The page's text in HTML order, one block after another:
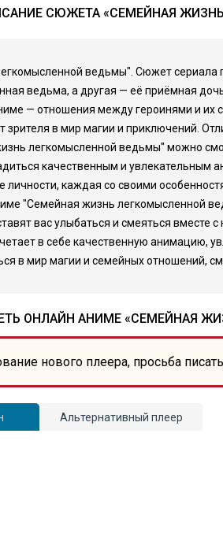
СЮЖЕТА «СЕМЕЙНАЯ
ведьмы". Сюжет
ведьма, а другая — её приёмная
— отношения между героинями и
в мир магии и приключений.
легкомысленной ведьмы" можно
качественным и
каждая со своими
"Семейная жизнь легкомысленной
вас улыбаться и смеяться
в себе качественную анимацию,
в мир магии и семейных
ОНЛАЙН АНИМЕ «СЕМЕЙНАЯ
нового плеера, просьба
Альтернативный плеер